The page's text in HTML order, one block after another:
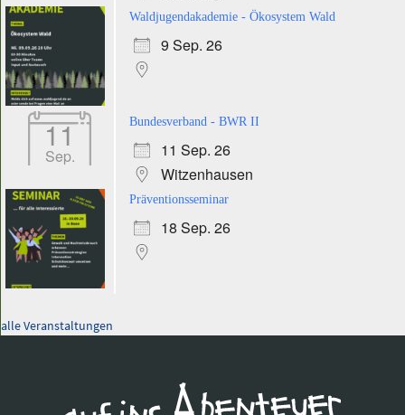
Waldjugendakademie - Ökosystem Wald
9 Sep. 26
11
Sep.
Bundesverband - BWR II
11 Sep. 26
Witzenhausen
Präventionsseminar
18 Sep. 26
alle Veranstaltungen